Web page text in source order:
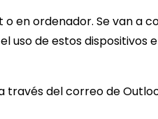
o en ordenador. Se van a
uso de estos dispositivos
través del correo de